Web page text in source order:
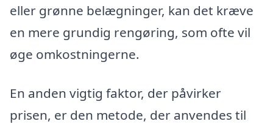
eller grønne belægninger, kan det kræve
en mere grundig rengøring, som ofte vil
øge omkostningerne.
En anden vigtig faktor, der påvirker
prisen, er den metode, der anvendes til